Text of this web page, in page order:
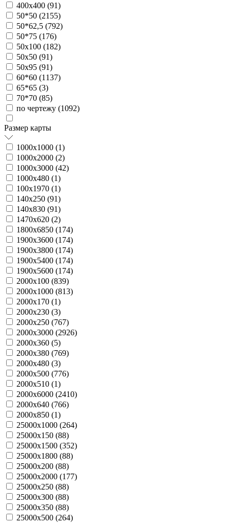
400х400 (91)
50*50 (2155)
50*62,5 (792)
50*75 (176)
50х100 (182)
50х50 (91)
50х95 (91)
60*60 (1137)
65*65 (3)
70*70 (85)
по чертежу (1092)
Размер карты
1000х1000 (1)
1000х2000 (2)
1000х3000 (42)
1000х480 (1)
100х1970 (1)
140х250 (91)
140х830 (91)
1470х620 (2)
1800х6850 (174)
1900х3600 (174)
1900х3800 (174)
1900х5400 (174)
1900х5600 (174)
2000х100 (839)
2000х1000 (813)
2000х170 (1)
2000х230 (3)
2000х250 (767)
2000х3000 (2926)
2000х360 (5)
2000х380 (769)
2000х480 (3)
2000х500 (776)
2000х510 (1)
2000х6000 (2410)
2000х640 (766)
2000х850 (1)
25000х1000 (264)
25000х150 (88)
25000х1500 (352)
25000х1800 (88)
25000х200 (88)
25000х2000 (177)
25000х250 (88)
25000х300 (88)
25000х350 (88)
25000х500 (264)